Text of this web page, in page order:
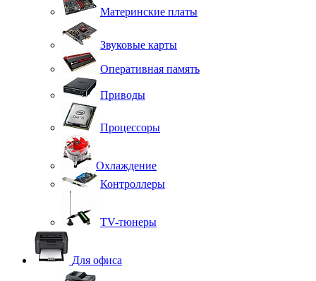
Материнские платы
Звуковые карты
Оперативная память
Приводы
Процессоры
Охлаждение
Контроллеры
TV-тюнеры
Для офиса